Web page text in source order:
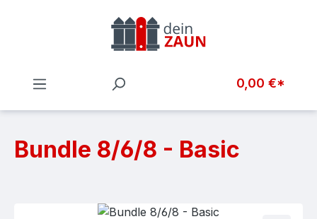
Zum Hauptinhalt springen
0,00 €*
Bundle 8/6/8 - Basic
Bildergalerie überspringen